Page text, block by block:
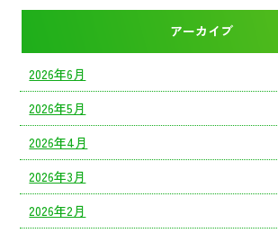
アーカイブ
2026年6月
2026年5月
2026年4月
2026年3月
2026年2月